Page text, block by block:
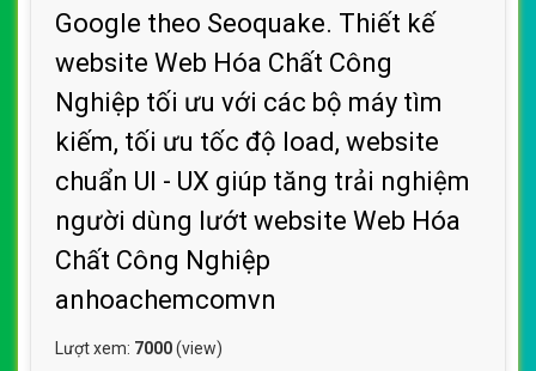
Google theo Seoquake. Thiết kế
website Web Hóa Chất Công
Nghiệp tối ưu với các bộ máy tìm
kiếm, tối ưu tốc độ load, website
chuẩn UI - UX giúp tăng trải nghiệm
người dùng lướt website Web Hóa
Chất Công Nghiệp
anhoachemcomvn
Lượt xem: 7000(view)